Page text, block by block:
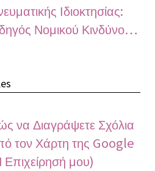
Ιδιοκτησίας:
Νομικού Κινδύνο…
να Διαγράψετε Σχόλια
τον Χάρτη της Google
Επιχείρησή μου)